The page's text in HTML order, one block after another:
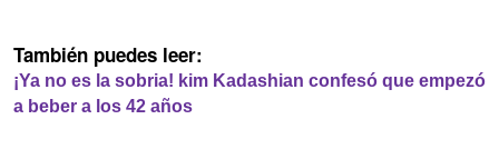
También puedes leer:
¡Ya no es la sobria! kim Kadashian confesó que empezó
a beber a los 42 años